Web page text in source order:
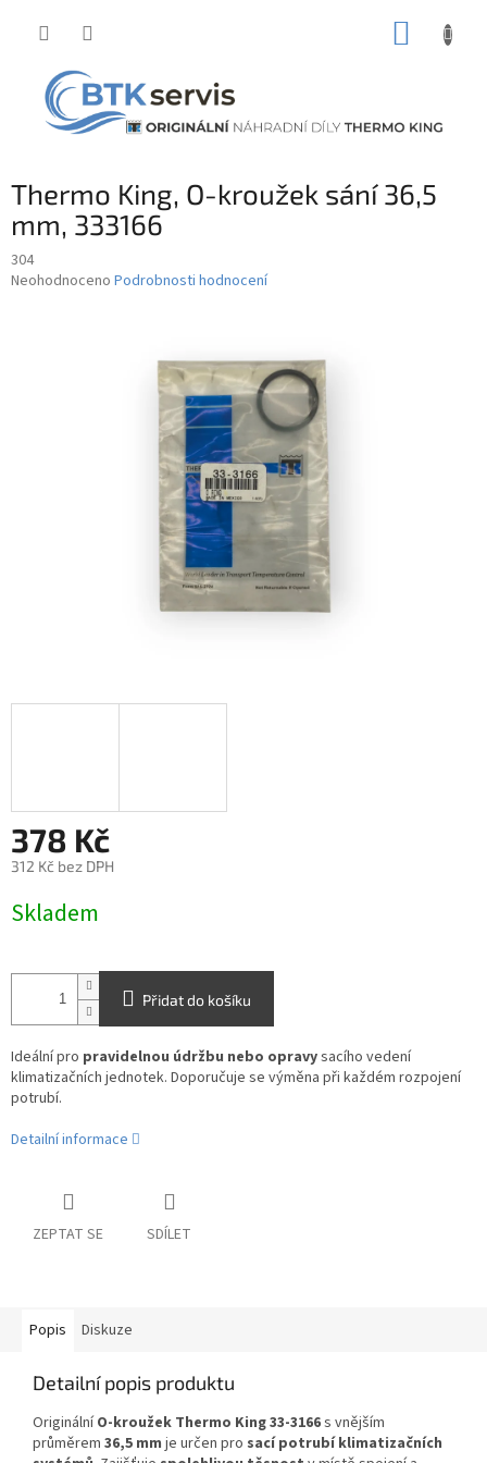
Thermo King, O-kroužek sání 36,5
mm, 333166
304
Průměrné
Neohodnoceno Podrobnosti hodnocení
378 Kč
312 Kč bez DPH
cena:
Skladem
Přidat do košíku
Ideální pro pravidelnou údržbu nebo opravysacího vedení
klimatizačních jednotek. Doporučuje se výměna při každém rozpojení
potrubí.
Detailní informace
ZEPTAT SE SDÍLET
Popis Diskuze
Detailní popis produktu
OriginálníO-kroužek Thermo King 33-3166s vnějším
průměrem 36,5 mm je určen pro sací potrubí klimatizačních